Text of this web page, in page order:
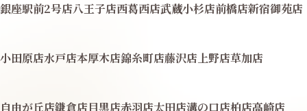
銀座駅前2号店八王子店西葛西店武蔵小杉店前橋店新宿御苑店
小田原店水戸店本厚木店錦糸町店藤沢店 上野店草加店
自由が丘店鎌倉店目黒店赤羽店太田店溝の口店柏店高崎店